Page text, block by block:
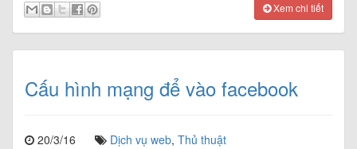
Xem chi tiết
Cấu hình mạng để vào facebook
20/3/16 Dịch vụ web, Thủ thuật